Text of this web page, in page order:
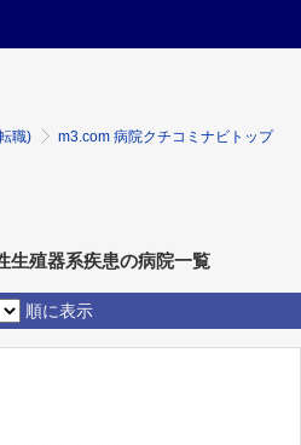
職)
m3.com 病院クチコミナビトップ
生殖器系疾患の病院一覧
順に表示